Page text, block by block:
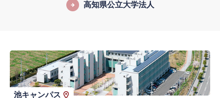
高知県公立大学法人
池キャンパス